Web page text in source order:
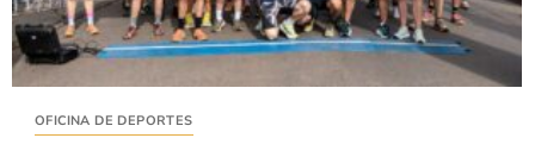
OFICINA DE DEPORTES